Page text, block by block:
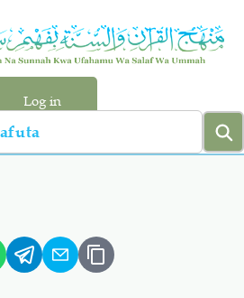
Log in
Hadiyth